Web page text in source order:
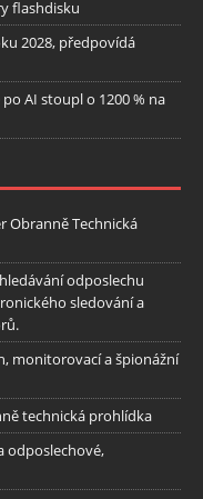
flashdisku
2028, předpovídá
AI stoupl o 1200 % na
Obranně Technická
odposlechu
sledování a
monitorovací a špionážní
technická prohlídka
odposlechové,